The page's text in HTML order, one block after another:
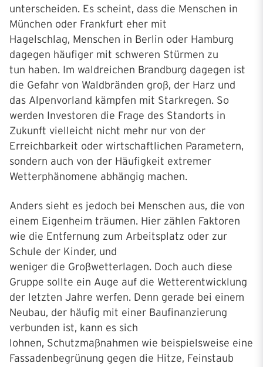
unterscheiden. Es scheint, dass die Menschen in
München oder Frankfurt eher mit
Hagelschlag, Menschen in Berlin oder Hamburg
dagegen häufiger mit schweren Stürmen zu
tun haben. Im waldreichen Brandburg dagegen ist
die Gefahr von Waldbränden groß, der Harz und
das Alpenvorland kämpfen mit Starkregen. So
werden Investoren die Frage des Standorts in
Zukunft vielleicht nicht mehr nur von der
Erreichbarkeit oder wirtschaftlichen Parametern,
sondern auch von der Häufigkeit extremer
Wetterphänomene abhängig machen.
Anders sieht es jedoch bei Menschen aus, die von
einem Eigenheim träumen. Hier zählen Faktoren
wie die Entfernung zum Arbeitsplatz oder zur
Schule der Kinder, und
weniger die Großwetterlagen. Doch auch diese
Gruppe sollte ein Auge auf die Wetterentwicklung
der letzten Jahre werfen. Denn gerade bei einem
Neubau, der häufig mit einer Baufinanzierung
verbunden ist, kann es sich
lohnen, Schutzmaßnahmen wie beispielsweise eine
Fassadenbegrünung gegen die Hitze, Feinstaub